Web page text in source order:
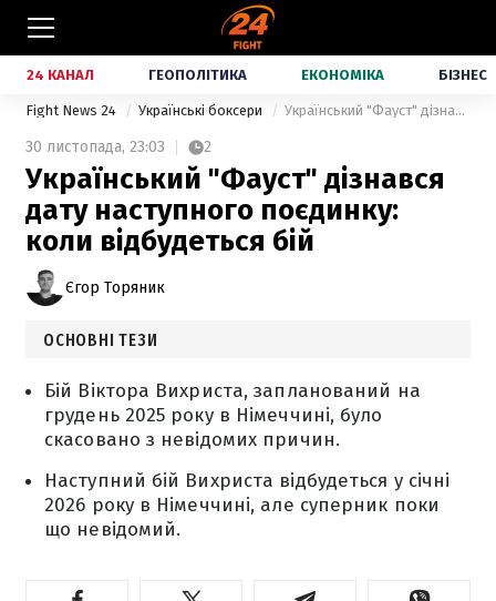
24 КАНАЛ ГЕОПОЛІТИКА ЕКОНОМІКА БІЗНЕС
Fight News 24 Українські боксери Український "Фауст" дізнався дату наступного поєдинку: коли відбудеться бій
30 листопада, 23:03 2
Український "Фауст" дізнався
дату наступного поєдинку:
коли відбудеться бій
Єгор Торяник
ОСНОВНІ ТЕЗИ
Бій Віктора Вихриста, запланований на
грудень 2025 року в Німеччині, було
скасовано з невідомих причин.
Наступний бій Вихриста відбудеться у січні
2026 року в Німеччині, але суперник поки
що невідомий.